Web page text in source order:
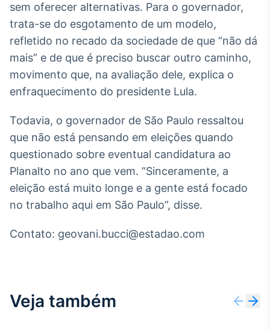
Gestão de
Investimentos
Em breve
Tokenização
de ativos
Em breve
Crédito
sem oferecer alternativas. Para o governador,
trata-se do esgotamento de um modelo,
refletido no recado da sociedade de que “não dá
mais” e de que é preciso buscar outro caminho,
movimento que, na avaliação dele, explica o
enfraquecimento do presidente Lula.
Todavia, o governador de São Paulo ressaltou
que não está pensando em eleições quando
questionado sobre eventual candidatura ao
Planalto no ano que vem. “Sinceramente, a
eleição está muito longe e a gente está focado
no trabalho aqui em São Paulo”, disse.
Contato: geovani.bucci@estadao.com
Veja também